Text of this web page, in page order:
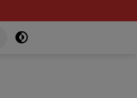
2 dan Bobroknya